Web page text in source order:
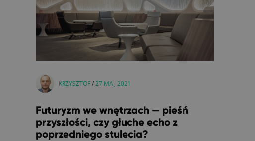
KRZYSZTOF/ 27 MAJ 2021
Futuryzm we wnętrzach — pieśń
przyszłości, czy głuche echo z
poprzedniego stulecia?